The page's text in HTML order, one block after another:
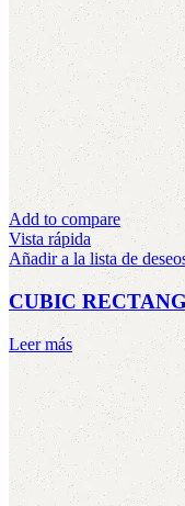
Add to compare
Vista rápida
Añadir a la lista de
CUBIC
Leer más